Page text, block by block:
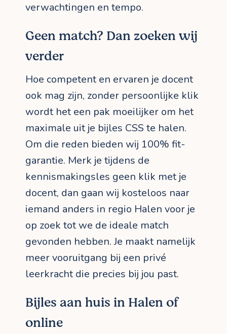
verwachtingen en tempo.
Geen match? Dan zoeken wij
verder
Hoe competent en ervaren je docent
ook mag zijn, zonder persoonlijke klik
wordt het een pak moeilijker om het
maximale uit je bijles CSS te halen.
Om die reden bieden wij 100% fit-
garantie. Merk je tijdens de
kennismakingsles geen klik met je
docent, dan gaan wij kosteloos naar
iemand anders in regio Halen voor je
op zoek tot we de ideale match
gevonden hebben. Je maakt namelijk
meer vooruitgang bij een privé
leerkracht die precies bij jou past.
Bijles aan huis in Halen of
online